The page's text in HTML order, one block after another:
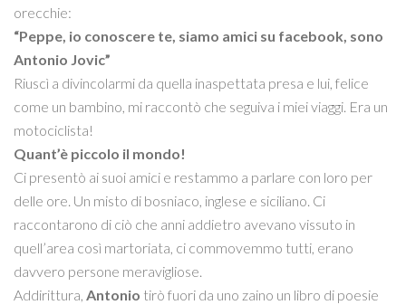
orecchie:
“Peppe, io conoscere te, siamo amici su facebook, sono
Antonio Jovic”
Riuscì a divincolarmi da quella inaspettata presa e lui, felice
come un bambino, mi raccontò che seguiva i miei viaggi. Era un
motociclista!
Quant’è piccolo il mondo!
Ci presentò ai suoi amici e restammo a parlare con loro per
delle ore. Un misto di bosniaco, inglese e siciliano. Ci
raccontarono di ciò che anni addietro avevano vissuto in
quell’area così martoriata, ci commovemmo tutti, erano
davvero persone meravigliose.
Addirittura, Antonio tirò fuori da uno zaino un libro di poesie